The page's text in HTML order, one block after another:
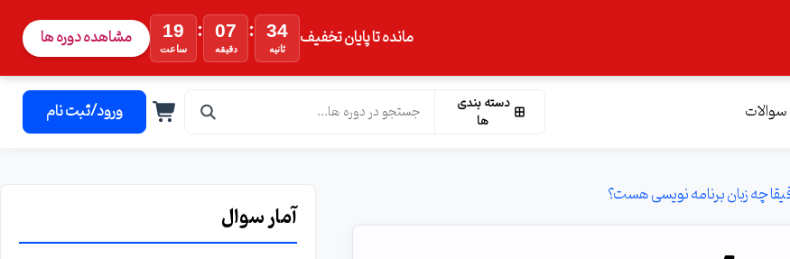
مانده تا پایان تخفیف 19
ساعت
: 07
دقیقه
: 33
ثانیه مشاهده دوره ها
سوالات
دسته بندی
ها
ورود/ثبت نام
چه زبان برنامه نویسی هست؟
آمار سوال